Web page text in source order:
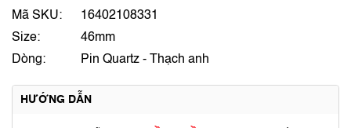
Mã SKU:
16402108331
Size:
46mm
Dòng:
Pin Quartz - Thạch anh
HƯỚNG DẪN